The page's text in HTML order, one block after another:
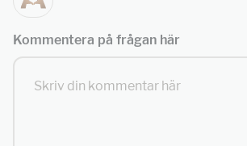
Kommentera på frågan här